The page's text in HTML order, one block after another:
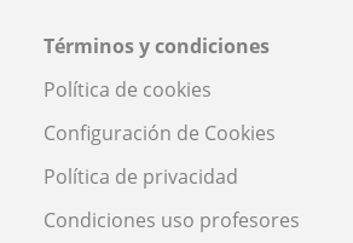
Términos y condiciones
Política de cookies
Configuración de Cookies
Política de privacidad
Condiciones uso profesores